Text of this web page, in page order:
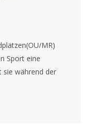
MR)
Sport eine
sie während der